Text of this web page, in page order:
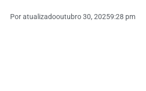
Poratualizadooutubro 30, 20259:28 pm